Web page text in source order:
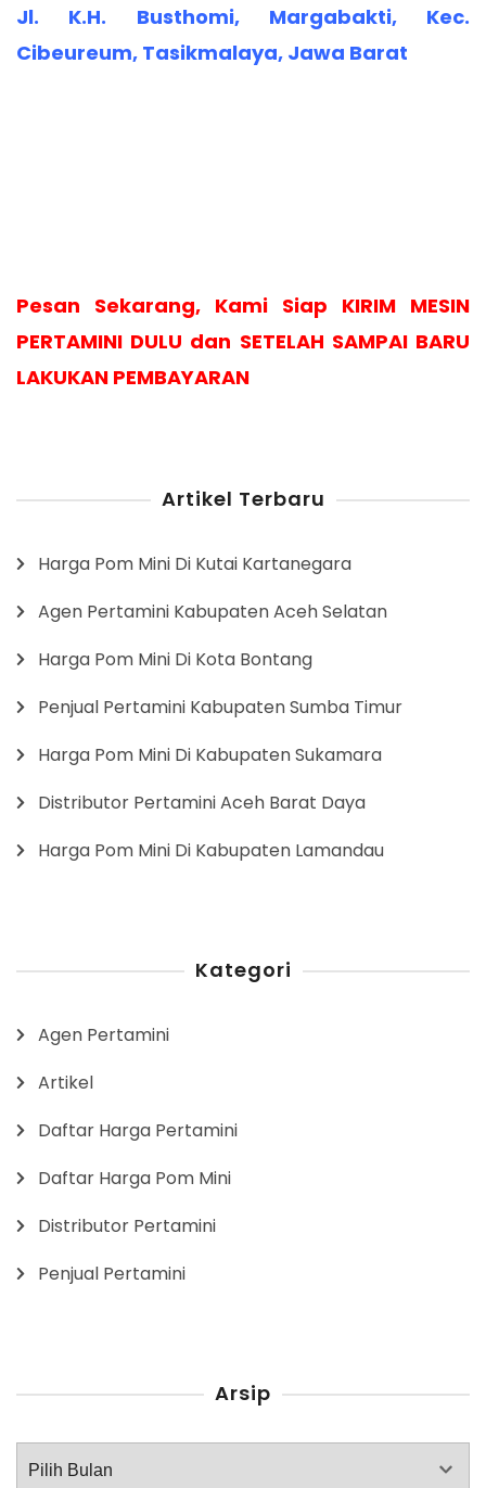
Jl. K.H. Busthomi, Margabakti, Kec.
Cibeureum, Tasikmalaya, Jawa Barat
Pesan Sekarang, Kami Siap KIRIM MESIN
PERTAMINI DULU dan SETELAH SAMPAI BARU
LAKUKAN PEMBAYARAN
Artikel Terbaru
Harga Pom Mini Di Kutai Kartanegara
Agen Pertamini Kabupaten Aceh Selatan
Harga Pom Mini Di Kota Bontang
Penjual Pertamini Kabupaten Sumba Timur
Harga Pom Mini Di Kabupaten Sukamara
Distributor Pertamini Aceh Barat Daya
Harga Pom Mini Di Kabupaten Lamandau
Kategori
Agen Pertamini
Artikel
Daftar Harga Pertamini
Daftar Harga Pom Mini
Distributor Pertamini
Penjual Pertamini
Arsip
Arsip